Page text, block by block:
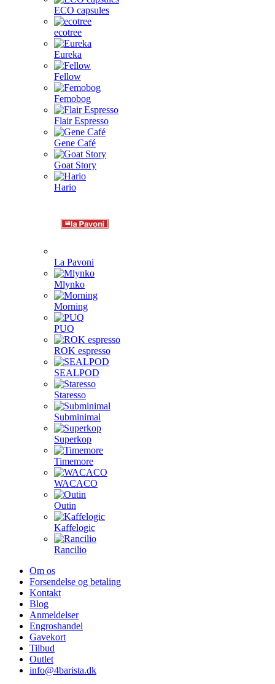
ECO capsules
ecotree
Eureka
Fellow
Femobog
Flair Espresso
Gene Café
Goat Story
Hario
La Pavoni
Mlynko
Morning
PUQ
ROK espresso
SEALPOD
Staresso
Subminimal
Superkop
Timemore
WACACO
Outin
Kaffelogic
Rancilio
Om os
Forsendelse og betaling
Kontakt
Blog
Anmeldelser
Engroshandel
Gavekort
Tilbud
Outlet
info@4barista.dk